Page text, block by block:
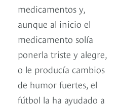
medicamentos y,
aunque al inicio el
medicamento solía
ponerla triste y alegre,
o le producía cambios
de humor fuertes, el
fútbol la ha ayudado a